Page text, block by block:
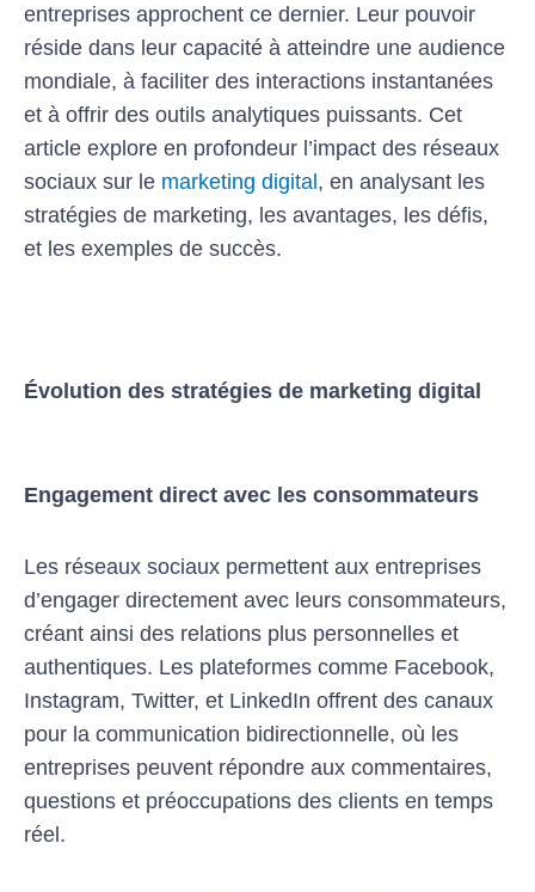
entreprises approchent ce dernier. Leur pouvoir
réside dans leur capacité à atteindre une audience
mondiale, à faciliter des interactions instantanées
et à offrir des outils analytiques puissants. Cet
article explore en profondeur l’impact des réseaux
sociaux sur le marketing digital, en analysant les
stratégies de marketing, les avantages, les défis,
et les exemples de succès.
Évolution des stratégies de marketing digital
Engagement direct avec les consommateurs
Les réseaux sociaux permettent aux entreprises
d’engager directement avec leurs consommateurs,
créant ainsi des relations plus personnelles et
authentiques. Les plateformes comme Facebook,
Instagram, Twitter, et LinkedIn offrent des canaux
pour la communication bidirectionnelle, où les
entreprises peuvent répondre aux commentaires,
questions et préoccupations des clients en temps
réel.